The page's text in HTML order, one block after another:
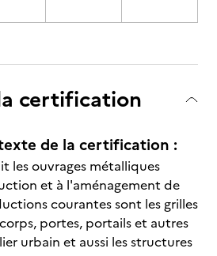
certification
de la certification :
les ouvrages métalliques
et à l'aménagement de
courantes sont les grilles
portes, portails et autres
urbain et aussi les structures